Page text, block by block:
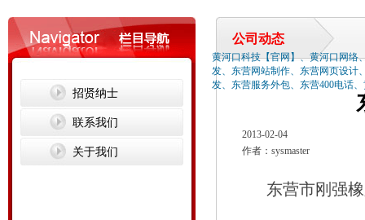
招贤纳士
联系我们
关于我们
公司动态
黄河口科技【官网】、黄河口网络
发、东营网站制作、东营网页设计
发、东营服务外包、东营400电话
2013-02-04
作者：sysmaster
东营市刚强橡